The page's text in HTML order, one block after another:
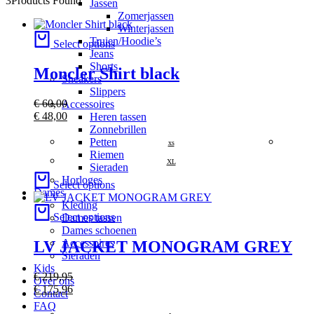
Jassen
Zomerjassen
Winterjassen
Truien/Hoodie’s
Jeans
Shorts
Sneakers
Slippers
Accessoires
Heren tassen
Zonnebrillen
Petten
Riemen
Sieraden
Horloges
Dames
Kleding
Dames tassen
Dames schoenen
Accessoires
Sieraden
Kids
Over ons
Contact
FAQ
Select options
Moncler Shirt black
€60,00
€ 48,00
xs
XL
Select options
Select options
LV JACKET MONOGRAM GREY
€219,95
€175,96